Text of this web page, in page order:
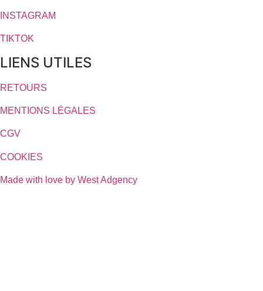
INSTAGRAM
TIKTOK
LIENS UTILES
RETOURS
MENTIONS LÉGALES
CGV
COOKIES
Made with love by West Adgency